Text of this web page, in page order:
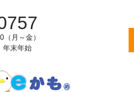
月～金）
末年始